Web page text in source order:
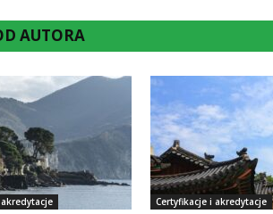
AUTORA
Certyfikacje i akredytacje